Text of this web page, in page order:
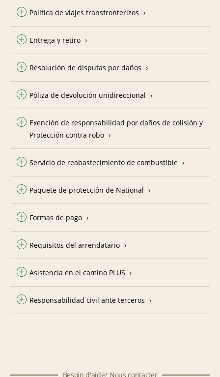
Política de viajes transfronterizos
Entrega y retiro
Resolución de disputas por daños
Póliza de devolución unidireccional
Exención de responsabilidad por daños de colisión y
Protección contra robo
Servicio de reabastecimiento de combustible
Paquete de protección de National
Formas de pago
Requisitos del arrendatario
Asistencia en el camino PLUS
Responsabilidad civil ante terceros
Besoin d'aide? Nous contacter